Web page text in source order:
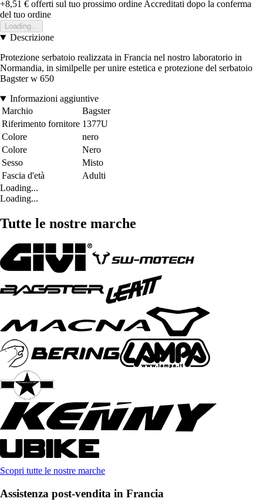
+8,51 € offerti sul tuo prossimo ordine Accreditati dopo la conferma
del tuo ordine
Loading...
Descrizione
Protezione serbatoio realizzata in Francia nel nostro laboratorio in
Normandia, in similpelle per unire estetica e protezione del serbatoio
Bagster w 650
Informazioni aggiuntive
Marchio
Bagster
Riferimento fornitore 1377U
Colore
nero
Colore
Nero
Sesso
Misto
Fascia d'età
Adulti
Loading...
Loading...
Tutte le nostre marche
Scopri tutte le nostre marche
Assistenza post-vendita in Francia